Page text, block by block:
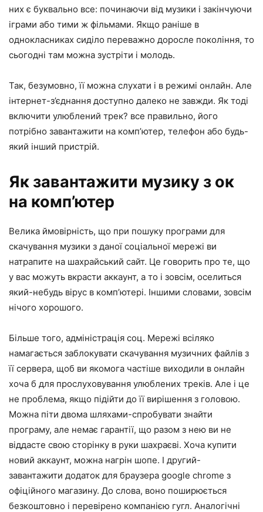
них є буквально все: починаючи від музики і закінчуючи
іграми або тими ж фільмами. Якщо раніше в
однокласниках сиділо переважно доросле покоління, то
сьогодні там можна зустріти і молодь.
Так, безумовно, її можна слухати і в режимі онлайн. Але
інтернет-з’єднання доступно далеко не завжди. Як тоді
включити улюблений трек? все правильно, його
потрібно завантажити на комп’ютер, телефон або будь-
який інший пристрій.
Як завантажити музику з ок
на комп’ютер
Велика ймовірність, що при пошуку програми для
скачування музики з даної соціальної мережі ви
натрапите на шахрайський сайт. Це говорить про те, що
у вас можуть вкрасти аккаунт, а то і зовсім, оселиться
який-небудь вірус в комп’ютері. Іншими словами, зовсім
нічого хорошого.
Більше того, адміністрація соц. Мережі всіляко
намагається заблокувати скачування музичних файлів з
її сервера, щоб ви якомога частіше виходили в онлайн
хоча б для прослуховування улюблених треків. Але і це
не проблема, якщо підійти до її вирішення з головою.
Можна піти двома шляхами-спробувати знайти
програму, але немає гарантії, що разом з нею ви не
віддасте свою сторінку в руки шахраєві. Хоча купити
новий аккаунт, можна нагрін шопе. І другий-
завантажити додаток для браузера google chrome з
офіційного магазину. До слова, воно поширюється
безкоштовно і перевірено компанією гугл. Аналогічні